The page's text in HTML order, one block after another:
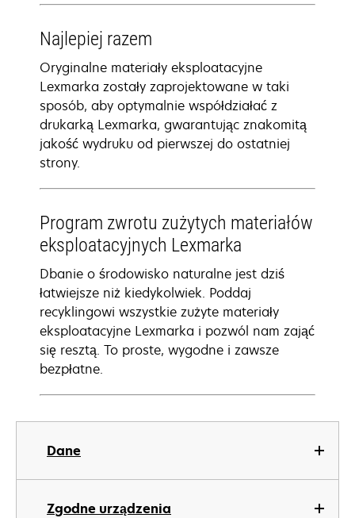
Dane
Zgodne urządzenia
Najlepiej razem
Oryginalne materiały eksploatacyjne
Lexmarka zostały zaprojektowane w taki
sposób, aby optymalnie współdziałać z
drukarką Lexmarka, gwarantując znakomitą
jakość wydruku od pierwszej do ostatniej
strony.
Program zwrotu zużytych materiałów
eksploatacyjnych Lexmarka
Dbanie o środowisko naturalne jest dziś
łatwiejsze niż kiedykolwiek. Poddaj
recyklingowi wszystkie zużyte materiały
eksploatacyjne Lexmarka i pozwól nam zająć
się resztą. To proste, wygodne i zawsze
bezpłatne.